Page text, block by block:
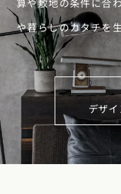
や暮らしのカタチを
デザ